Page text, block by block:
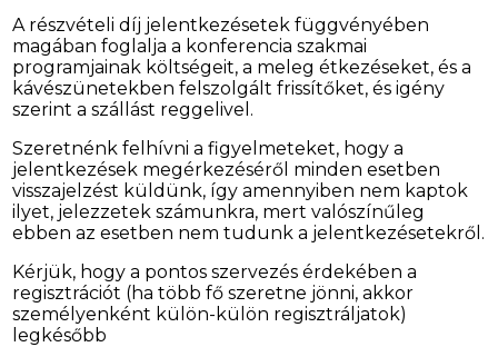
A részvételi díj jelentkezésetek függvényében
magában foglalja a konferencia szakmai
programjainak költségeit, a meleg étkezéseket, és a
kávészünetekben felszolgált frissítőket, és igény
szerint a szállást reggelivel.
Szeretnénk felhívni a figyelmeteket, hogy a
jelentkezések megérkezéséről minden esetben
visszajelzést küldünk, így amennyiben nem kaptok
ilyet, jelezzetek számunkra, mert valószínűleg
ebben az esetben nem tudunk a jelentkezésetekről.
Kérjük, hogy a pontos szervezés érdekében a
regisztrációt (ha több fő szeretne jönni, akkor
személyenként külön-külön regisztráljatok)
legkésőbb